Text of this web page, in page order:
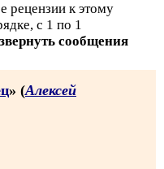
рецензии к этому
с 1 по 1
сообщения
» (Алексей